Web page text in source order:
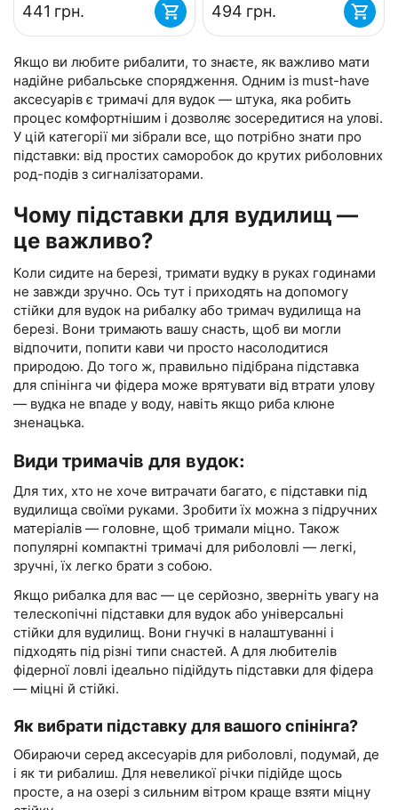
‍441‍ грн. ‍494‍ грн.
Якщо ви любите рибалити, то знаєте, як важливо мати
надійне рибальське спорядження. Одним із must-have
аксесуарів є тримачі для вудок — штука, яка робить
процес комфортнішим і дозволяє зосередитися на улові.
У цій категорії ми зібрали все, що потрібно знати про
підставки: від простих саморобок до крутих риболовних
род-подів з сигналізаторами.
Чому підставки для вудилищ —
це важливо?
Коли сидите на березі, тримати вудку в руках годинами
не завжди зручно. Ось тут і приходять на допомогу
стійки для вудок на рибалку або тримач вудилища на
березі. Вони тримають вашу снасть, щоб ви могли
відпочити, попити кави чи просто насолодитися
природою. До того ж, правильно підібрана підставка
для спінінга чи фідера може врятувати від втрати улову
— вудка не впаде у воду, навіть якщо риба клюне
зненацька.
Види тримачів для вудок:
Для тих, хто не хоче витрачати багато, є підставки під
вудилища своїми руками. Зробити їх можна з підручних
матеріалів — головне, щоб тримали міцно. Також
популярні компактні тримачі для риболовлі — легкі,
зручні, їх легко брати з собою.
Якщо рибалка для вас — це серйозно, зверніть увагу на
телескопічні підставки для вудок або універсальні
стійки для вудилищ. Вони гнучкі в налаштуванні і
підходять під різні типи снастей. А для любителів
фідерної ловлі ідеально підійдуть підставки для фідера
— міцні й стійкі.
Як вибрати підставку для вашого спінінга?
Обираючи серед аксесуарів для риболовлі, подумай, де
і як ти рибалиш. Для невеликої річки підійде щось
просте, а на озері з сильним вітром краще взяти міцну